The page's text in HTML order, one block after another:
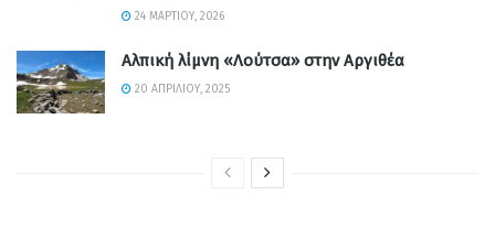
24 ΜΑΡΤΊΟΥ, 2026
Αλπική λίμνη «Λούτσα» στην Αργιθέα
20 ΑΠΡΙΛΊΟΥ, 2025